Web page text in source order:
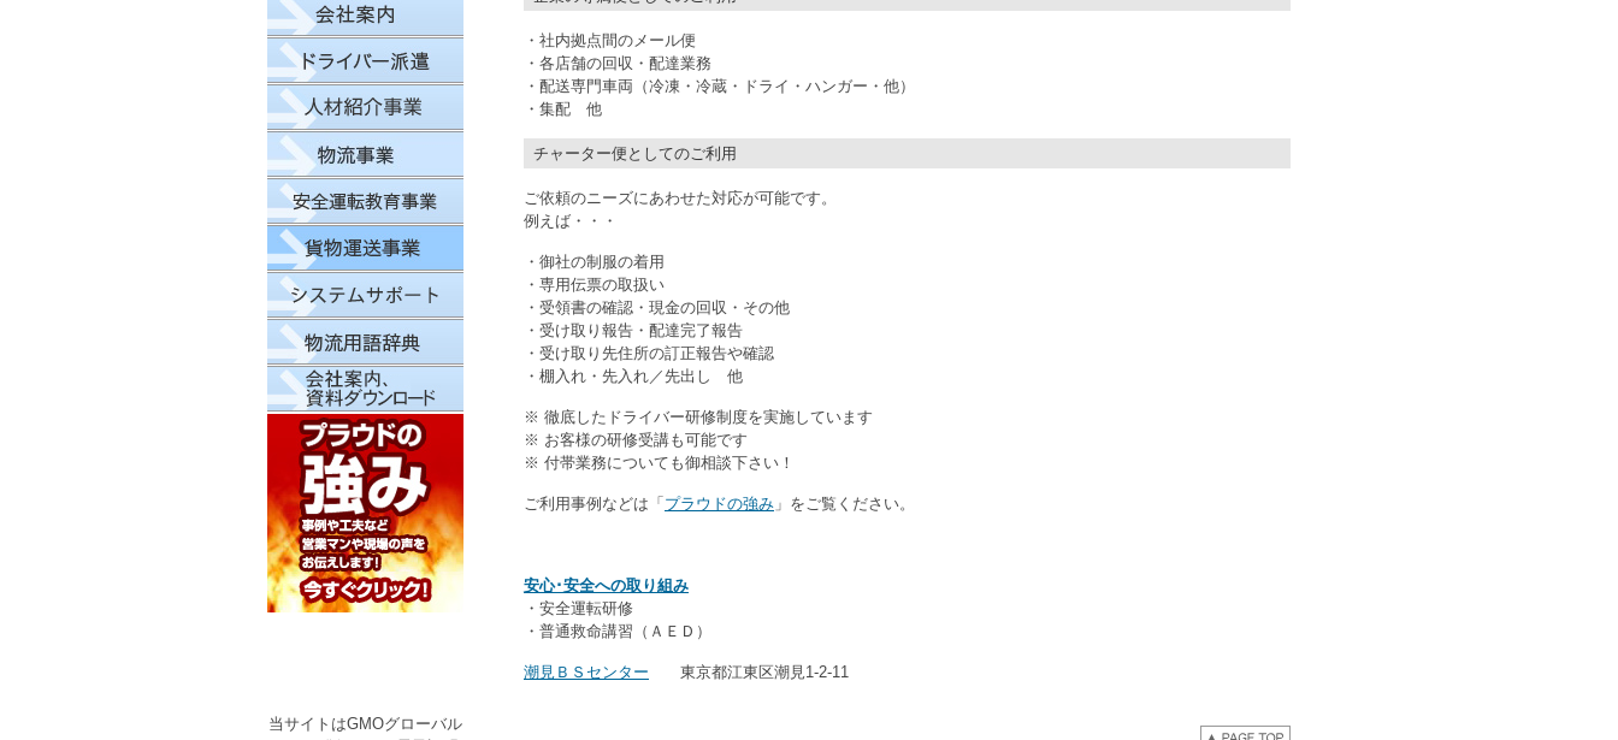
・社内拠点間のメール便
・各店舗の回収・配達業務
・配送専門車両（冷凍・冷蔵・ドライ・ハンガー・他）
・集配 他
チャーター便としてのご利用
ご依頼のニーズにあわせた対応が可能です。
例えば・・・
・御社の制服の着用
・専用伝票の取扱い
・受領書の確認・現金の回収・その他
・受け取り報告・配達完了報告
・受け取り先住所の訂正報告や確認
・棚入れ・先入れ／先出し 他
※ 徹底したドライバー研修制度を実施しています
※ お客様の研修受講も可能です
※ 付帯業務についても御相談下さい！
ご利用事例などは「 プラウドの強み 」をご覧ください。
安心･安全への取り組み
・安全運転研修
・普通救命講習（ＡＥＤ）
潮見ＢＳセンター 東京都江東区潮見1-2-11
当サイトはGMOグローバル